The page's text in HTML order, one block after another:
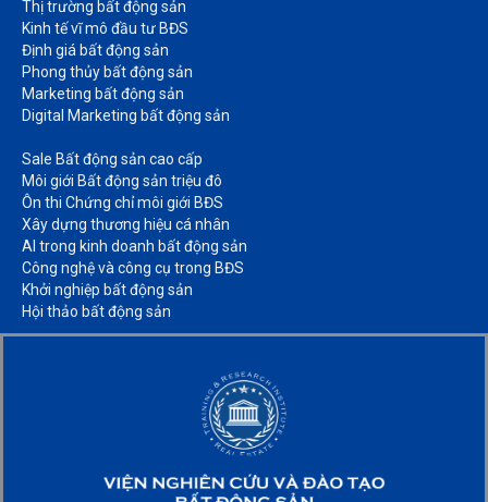
Thị trường bất động sản​
Kinh tế vĩ mô đầu tư BĐS​
Định giá bất động sản​
Phong thủy bất động sản​
Marketing bất động sản​
Digital Marketing bất động sản​
Sale Bất động sản cao cấp​
Môi giới Bất động sản triệu đô​
Ôn thi Chứng chỉ môi giới BĐS​
Xây dựng thương hiệu cá nhân​
AI trong kinh doanh bất động sản​
Công nghệ và công cụ trong BĐS​
Khởi nghiệp bất động sản​
Hội thảo bất động sản​